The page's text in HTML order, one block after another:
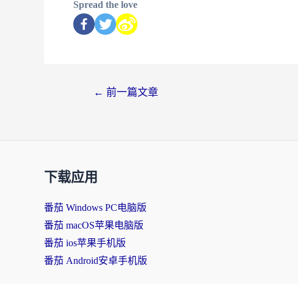
Spread the love
← 前一篇文章
下载应用
番茄 Windows PC电脑版
番茄 macOS苹果电脑版
番茄 ios苹果手机版
番茄 Android安卓手机版